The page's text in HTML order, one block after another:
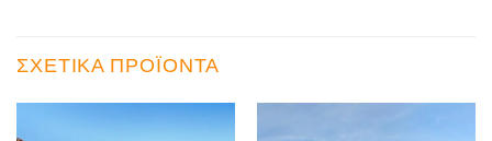
ΣΧΕΤΙΚΆ ΠΡΟΪΌΝΤΑ